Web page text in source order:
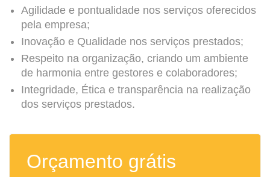
Agilidade e pontualidade nos serviços oferecidos
pela empresa;
Inovação e Qualidade nos serviços prestados;
Respeito na organização, criando um ambiente
de harmonia entre gestores e colaboradores;
Integridade, Ética e transparência na realização
dos serviços prestados.
Orçamento grátis